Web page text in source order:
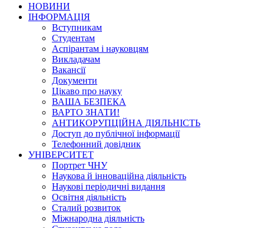
НОВИНИ
ІНФОРМАЦІЯ
Вступникам
Студентам
Аспірантам і науковцям
Викладачам
Вакансії
Документи
Цікаво про науку
ВАША БЕЗПЕКА
ВАРТО ЗНАТИ!
АНТИКОРУПЦІЙНА ДІЯЛЬНІСТЬ
Доступ до публічної інформації
Телефонний довідник
УНІВЕРСИТЕТ
Портрет ЧНУ
Наукова й інноваційна діяльність
Наукові періодичні видання
Освітня діяльність
Сталий розвиток
Міжнародна діяльність